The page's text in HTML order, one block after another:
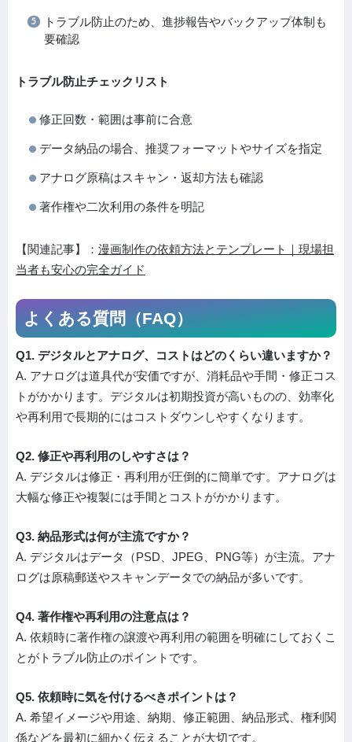
トラブル防止のため、進捗報告やバックアップ体制も
要確認
トラブル防止チェックリスト
修正回数・範囲は事前に合意
データ納品の場合、推奨フォーマットやサイズを指定
アナログ原稿はスキャン・返却方法も確認
著作権や二次利用の条件を明記
【関連記事】： 漫画制作の依頼方法とテンプレート｜現場担
当者も安心の完全ガイド
よくある質問（FAQ）
Q1. デジタルとアナログ、コストはどのくらい違いますか？
A. アナログは道具代が安価ですが、消耗品や手間・修正コス
トがかかります。デジタルは初期投資が高いものの、効率化
や再利用で長期的にはコストダウンしやすくなります。
Q2. 修正や再利用のしやすさは？
A. デジタルは修正・再利用が圧倒的に簡単です。アナログは
大幅な修正や複製には手間とコストがかかります。
Q3. 納品形式は何が主流ですか？
A. デジタルはデータ（PSD、JPEG、PNG等）が主流。アナ
ログは原稿郵送やスキャンデータでの納品が多いです。
Q4. 著作権や再利用の注意点は？
A. 依頼時に著作権の譲渡や再利用の範囲を明確にしておくこ
とがトラブル防止のポイントです。
Q5. 依頼時に気を付けるべきポイントは？
A. 希望イメージや用途、納期、修正範囲、納品形式、権利関
係などを最初に細かく伝えることが大切です。